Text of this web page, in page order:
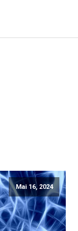
Mai 16, 2024